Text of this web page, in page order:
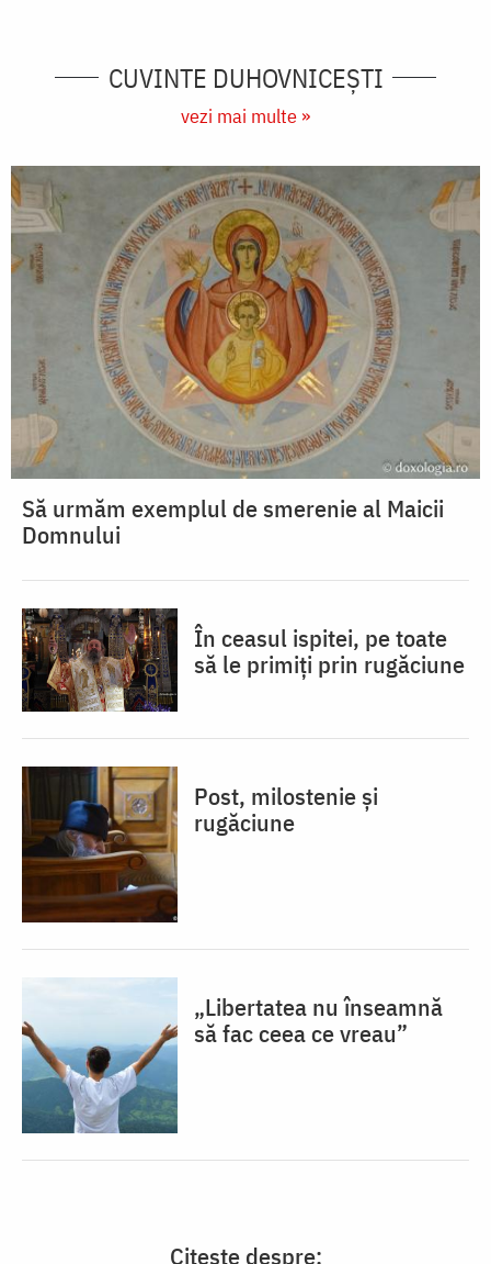
CUVINTE DUHOVNICEȘTI
vezi mai multe »
Să urmăm exemplul de smerenie al Maicii
Domnului
În ceasul ispitei, pe toate
să le primiți prin rugăciune
Post, milostenie și
rugăciune
„Libertatea nu înseamnă
să fac ceea ce vreau”
Citește despre: